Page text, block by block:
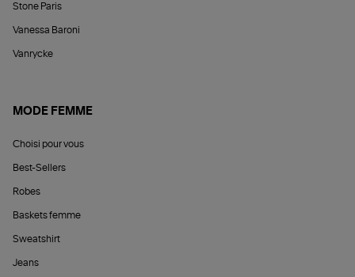
Stone Paris
Vanessa Baroni
Vanrycke
MODE FEMME
Choisi pour vous
Best-Sellers
Robes
Baskets femme
Sweatshirt
Jeans